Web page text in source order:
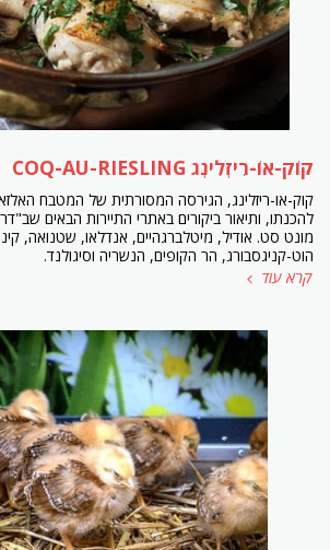
קוֹק-אוֹ-רִיזְלִינְג COQ-AU-RIESLING
קוק-או-ריזלינג, הגירסה המסורתית של המטבח
להכנתו, ותיאור ביקורים באתרי התיירות הבאים
מונט סט. אודיל, מיטלברגהיים, אנדלאו, שטנואה,
הוט-קניגסבורג, הר הקופים, הנשריה וסיגולנד.
קרא עוד